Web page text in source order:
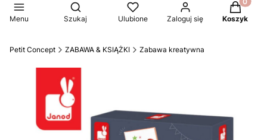
Menu
Otwórz wyszukiwarkę
Szukaj Ulubione Zaloguj się Koszyk
Petit Concept ZABAWA & KSIĄŻKI Zabawa kreatywna